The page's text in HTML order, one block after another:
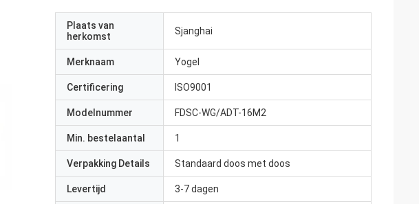
rhode alain,Frankrijk
Plaats van
herkomst
Sjanghai
Merknaam Yogel
Certificering ISO9001
Modelnummer FDSC-WG/ADT-16M2
Min. bestelaantal 1
Verpakking Details Standaard doos met doos
Levertijd 3-7 dagen